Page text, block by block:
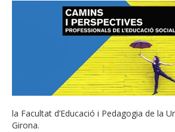
la Facultat d’Educació i Pedagogia de la
Girona.